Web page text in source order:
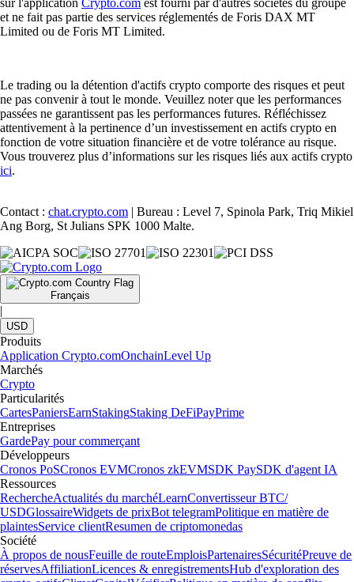
et ne fait pas partie des services réglementés de Foris DAX MT
Limited ou de Foris MT Limited.
Le trading ou la détention d'actifs crypto comporte des risques et peut
ne pas convenir à tout le monde. Veuillez noter que les performances
passées ne garantissent pas les performances futures. Réfléchissez
attentivement à la pertinence d’un investissement en actifs crypto en
fonction de votre situation financière et de votre tolérance au risque.
Vous trouverez plus d’informations sur les risques liés aux actifs crypto
ici.
Contact : chat.crypto.com | Bureau : Level 7, Spinola Park, Triq Mikiel
Ang Borg, St Julians SPK 1000 Malte.
Français
|
USD
Produits
Application Crypto.comOnchainLevel Up
Marchés
Crypto
Particularités
CartesPaniersEarnStakingStaking DeFiPayPrime
Entreprises
GardePay pour commerçant
Développeurs
Cronos PoSCronos EVMCronos zkEVMSDK PaySDK d'agent IA
Ressources
RechercheActualités du marchéLearnConvertisseur BTC/
USDGlossaireWidgets de prixBot telegramPolitique en matière de
plaintesService clientResumen de criptomonedas
Société
À propos de nousFeuille de routeEmploisPartenairesSécuritéPreuve de
réservesAffiliationLicences & enregistrementsHub d'exploration des